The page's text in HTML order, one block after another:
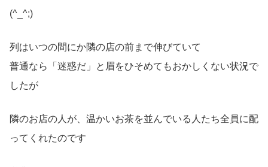
(^_^;)
列はいつの間にか隣の店の前まで伸びていて
普通なら「迷惑だ」と眉をひそめてもおかしくない状況で
したが
隣のお店の人が、温かいお茶を並んでいる人たち全員に配
ってくれたのです